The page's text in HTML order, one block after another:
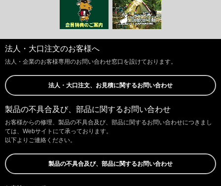
法人・大口注文のお客様へ
法人・企業のお客様専用のお問い合わせ窓口を設けております。
法人・大口注文、お見積に関するお問い合わせ
製品の不具合及び、部品に関するお問い合わせ
お客様からの修理、製品の不具合及び、部品に関するお問い合わせにつきまし
ては、Webサイトにて承っております。
以下よりご連絡ください。
製品の不具合及び、部品に関するお問い合わせ